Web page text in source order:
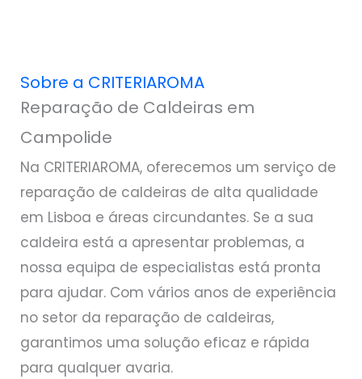
Sobre a CRITERIAROMA
Reparação de Caldeiras em
Campolide
Na CRITERIAROMA, oferecemos um serviço de
reparação de caldeiras de alta qualidade
em Lisboa e áreas circundantes. Se a sua
caldeira está a apresentar problemas, a
nossa equipa de especialistas está pronta
para ajudar. Com vários anos de experiência
no setor da reparação de caldeiras,
garantimos uma solução eficaz e rápida
para qualquer avaria.